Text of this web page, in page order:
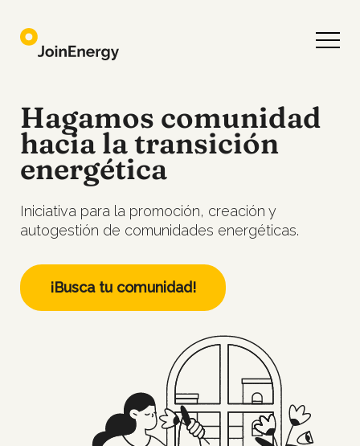
Hagamos comunidad
hacia la transición
energética
Iniciativa para la promoción, creación y
autogestión de comunidades energéticas.
¡Busca tu comunidad!